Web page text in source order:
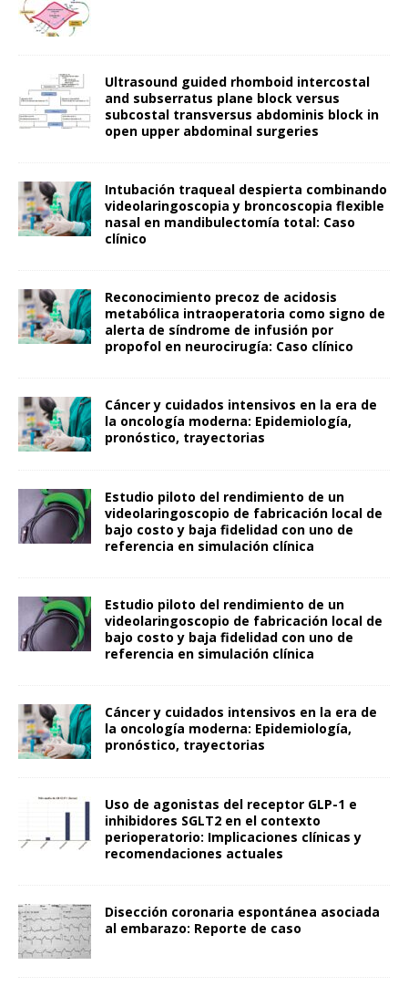
Ultrasound guided rhomboid intercostal
and subserratus plane block versus
subcostal transversus abdominis block in
open upper abdominal surgeries
Intubación traqueal despierta combinando
videolaringoscopia y broncoscopia flexible
nasal en mandibulectomía total: Caso
clínico
Reconocimiento precoz de acidosis
metabólica intraoperatoria como signo de
alerta de síndrome de infusión por
propofol en neurocirugía: Caso clínico
Cáncer y cuidados intensivos en la era de
la oncología moderna: Epidemiología,
pronóstico, trayectorias
Estudio piloto del rendimiento de un
videolaringoscopio de fabricación local de
bajo costo y baja fidelidad con uno de
referencia en simulación clínica
Estudio piloto del rendimiento de un
videolaringoscopio de fabricación local de
bajo costo y baja fidelidad con uno de
referencia en simulación clínica
Cáncer y cuidados intensivos en la era de
la oncología moderna: Epidemiología,
pronóstico, trayectorias
Uso de agonistas del receptor GLP-1 e
inhibidores SGLT2 en el contexto
perioperatorio: Implicaciones clínicas y
recomendaciones actuales
Disección coronaria espontánea asociada
al embarazo: Reporte de caso